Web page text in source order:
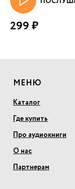
299 ₽
МЕНЮ
Каталог
Где купить
Про аудиокниги
О нас
Партнерам